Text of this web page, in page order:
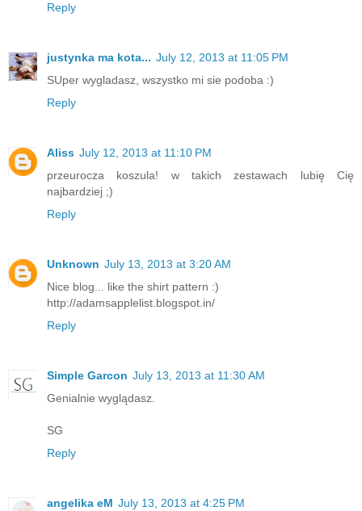
Reply
justynka ma kota... July 12, 2013 at 11:05 PM
SUper wygladasz, wszystko mi sie podoba :)
Reply
Aliss July 12, 2013 at 11:10 PM
przeurocza koszula! w takich zestawach lubię Cię
najbardziej ;)
Reply
Unknown July 13, 2013 at 3:20 AM
Nice blog... like the shirt pattern :)
http://adamsapplelist.blogspot.in/
Reply
Simple Garcon July 13, 2013 at 11:30 AM
Genialnie wyglądasz.
SG
Reply
angelika eM July 13, 2013 at 4:25 PM